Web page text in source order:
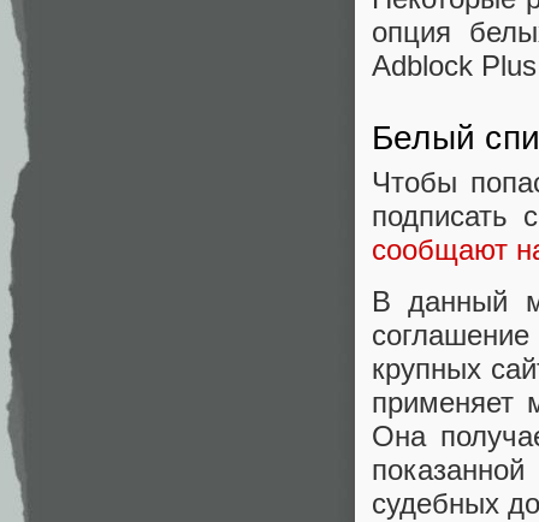
опция
Adblock
Белый
Чтобы
подписать
сообщают
В данный
крупных
применяет
Она
судебных